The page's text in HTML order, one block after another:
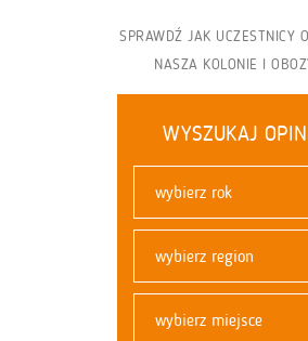
SPRAWDŹ JAK UCZESTNICY
NASZA KOLONIE I
WYSZUKAJ
wybierz rok
wybierz region
wybierz miejsce